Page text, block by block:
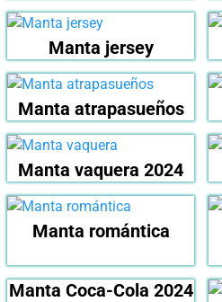
Manta jersey
Manta atrapasueños
Manta vaquera 2024
Manta romántica
Manta Coca-Cola 2024